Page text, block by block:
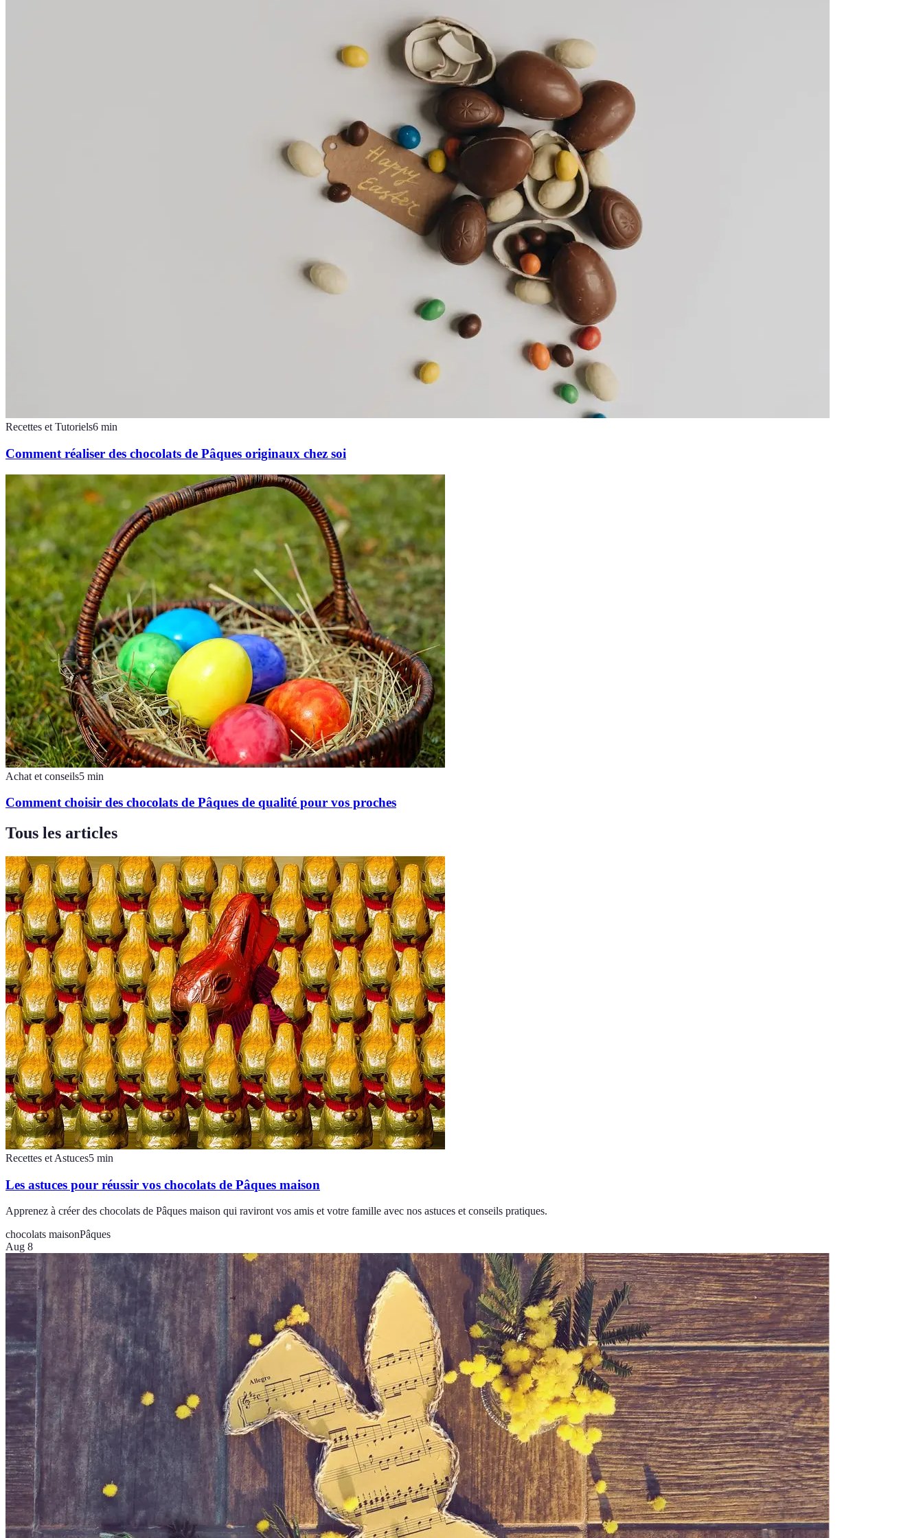
Recettes et Tutoriels6 min
Comment réaliser des chocolats de Pâques originaux chez soi
Achat et conseils5 min
Comment choisir des chocolats de Pâques de qualité pour vos proches
Tous les articles
Recettes et Astuces5 min
Les astuces pour réussir vos chocolats de Pâques maison
Apprenez à créer des chocolats de Pâques maison qui raviront vos amis et votre famille avec nos astuces et conseils pratiques.
chocolats maisonPâques
Aug 8